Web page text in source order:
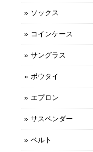
ソックス
コインケース
サングラス
ボウタイ
エプロン
サスペンダー
ベルト